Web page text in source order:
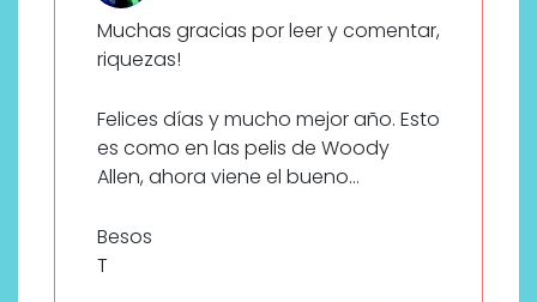
Muchas gracias por leer y comentar,
riquezas!
Felices días y mucho mejor año. Esto
es como en las pelis de Woody
Allen, ahora viene el bueno…
Besos
T